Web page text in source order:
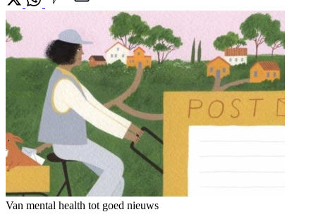
Van mental health tot goed nieuws